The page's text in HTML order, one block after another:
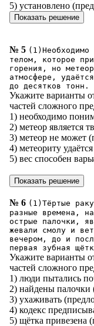
5) установлено
№ 5 (1)Необходимо
телом, которое
горения, но
атмосфере,
до десятков тонн.
Укажите варианты
частей сложного
1) необходимо
2) метеор является
3) метеор не может
4) метеориту
5) вес способен
№ 6 (1)Тёртые
разные времена,
острые палочки,
жевали смолу и
вечером, до и
первая зубная
Укажите варианты
частей сложного
1) люди пытались
2) найдены палочки
3) ухаживать
4) кодекс
5) щётка привезена